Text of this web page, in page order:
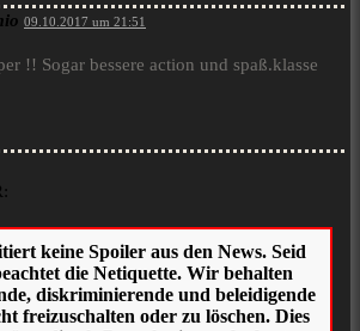
09.10.2017 um 21:51
!! Sogar bessere action und spaß.klasse